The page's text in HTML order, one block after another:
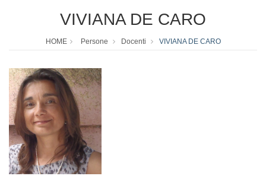
VIVIANA DE CARO
HOME Persone Docenti VIVIANA DE CARO